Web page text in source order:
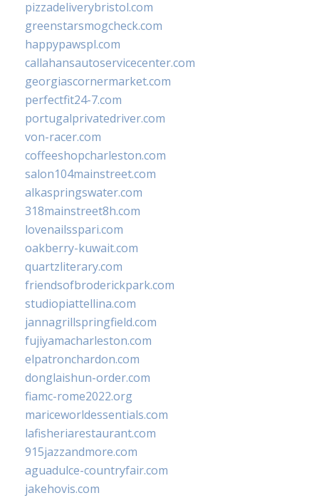
pizzadeliverybristol.com
greenstarsmogcheck.com
happypawspl.com
callahansautoservicecenter.com
georgiascornermarket.com
perfectfit24-7.com
portugalprivatedriver.com
von-racer.com
coffeeshopcharleston.com
salon104mainstreet.com
alkaspringswater.com
318mainstreet8h.com
lovenailsspari.com
oakberry-kuwait.com
quartzliterary.com
friendsofbroderickpark.com
studiopiattellina.com
jannagrillspringfield.com
fujiyamacharleston.com
elpatronchardon.com
donglaishun-order.com
fiamc-rome2022.org
mariceworldessentials.com
lafisheriarestaurant.com
915jazzandmore.com
aguadulce-countryfair.com
jakehovis.com